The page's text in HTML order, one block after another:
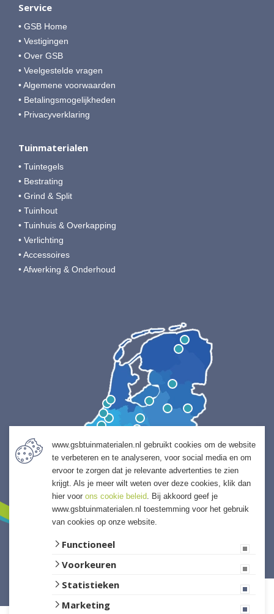
Service
• GSB Home
• Vestigingen
• Over GSB
• Veelgestelde vragen
• Algemene voorwaarden
• Betalingsmogelijkheden
• Privacyverklaring
Tuinmaterialen
• Tuintegels
• Bestrating
• Grind & Split
• Tuinhout
• Tuinhuis & Overkapping
• Verlichting
• Accessoires
• Afwerking & Onderhoud
www.gsbtuinmaterialen.nl gebruikt cookies om de website
te verbeteren en te analyseren, voor social media en om
ervoor te zorgen dat je relevante advertenties te zien
krijgt. Als je meer wilt weten over deze cookies, klik dan
hier voor ons cookie beleid. Bij akkoord geef je
www.gsbtuinmaterialen.nl toestemming voor het gebruik
van cookies op onze website.
Functioneel
Voorkeuren
Statistieken
Marketing